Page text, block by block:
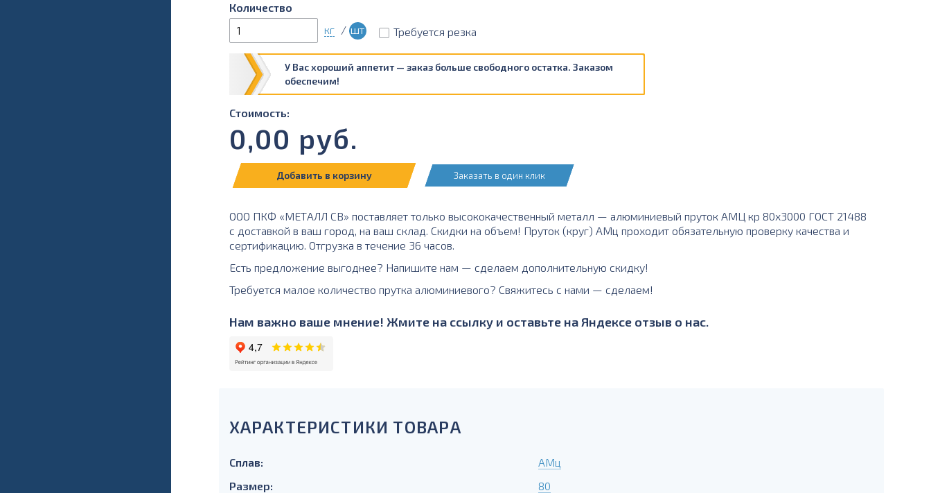
Количество
кг / шт Требуется резка
У Вас хороший аппетит — заказ больше свободного остатка. Заказом
обеспечим!
Стоимость:
0,00 руб.
Добавить в корзину Заказать в один клик
ООО ПКФ «МЕТАЛЛ СВ» поставляет только высококачественный металл — алюминиевый пруток АМЦ кр 80х3000 ГОСТ 21488
с доставкой в ваш город, на ваш склад. Скидки на объем! Пруток (круг) АМц проходит обязательную проверку качества и
сертификацию. Отгрузка в течение 36 часов.
Есть предложение выгоднее? Напишите нам — сделаем дополнительную скидку!
Требуется малое количество прутка алюминиевого? Свяжитесь с нами — сделаем!
Нам важно ваше мнение! Жмите на ссылку и оставьте на Яндексе отзыв о нас.
ХАРАКТЕРИСТИКИ ТОВАРА
Сплав:
АМц
Размер:
80